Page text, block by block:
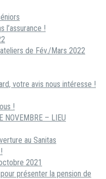
l’assurance !
de Fév./Mars 2022
votre avis nous intéresse !
!
NOVEMBRE – LIEU
au Sanitas
2021
présenter la pension de